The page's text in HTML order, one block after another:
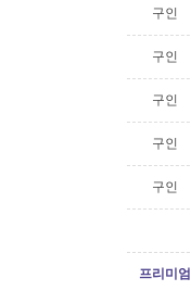
구인
구인
구인
구인
구인
프리미엄